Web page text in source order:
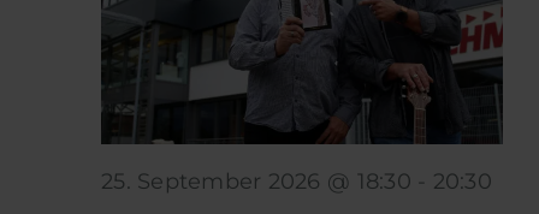
25. September 2026 @ 18:30 - 20:30